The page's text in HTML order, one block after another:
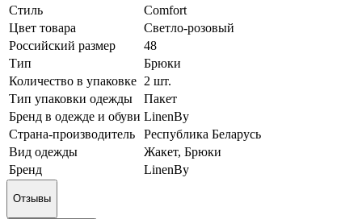
Стиль
Comfort
Цвет товара
Светло-розовый
Российский размер
48
Тип
Брюки
Количество в упаковке 2 шт.
Тип упаковки одежды
Пакет
Бренд в одежде и обуви LinenBy
Страна-производитель
Республика Беларусь
Вид одежды
Жакет, Брюки
Бренд
LinenBy
Отзывы